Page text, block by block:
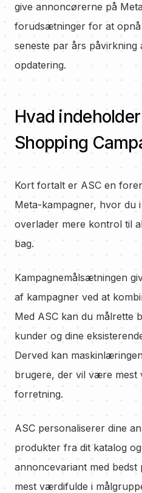
give annoncørerne på
forudsætninger for at
seneste par års
opdatering.
Hvad
Shopping
Kort fortalt er ASC en
Meta-kampagner, hvor du
overlader mere kontrol til
bag.
Kampagnemålsætningen
af kampagner ved at
Med ASC kan du målrette
kunder og dine
Derved kan
brugere, der vil være
forretning.
ASC personaliserer dine
produkter fra dit katalog
annoncevariant med
mest værdifulde i